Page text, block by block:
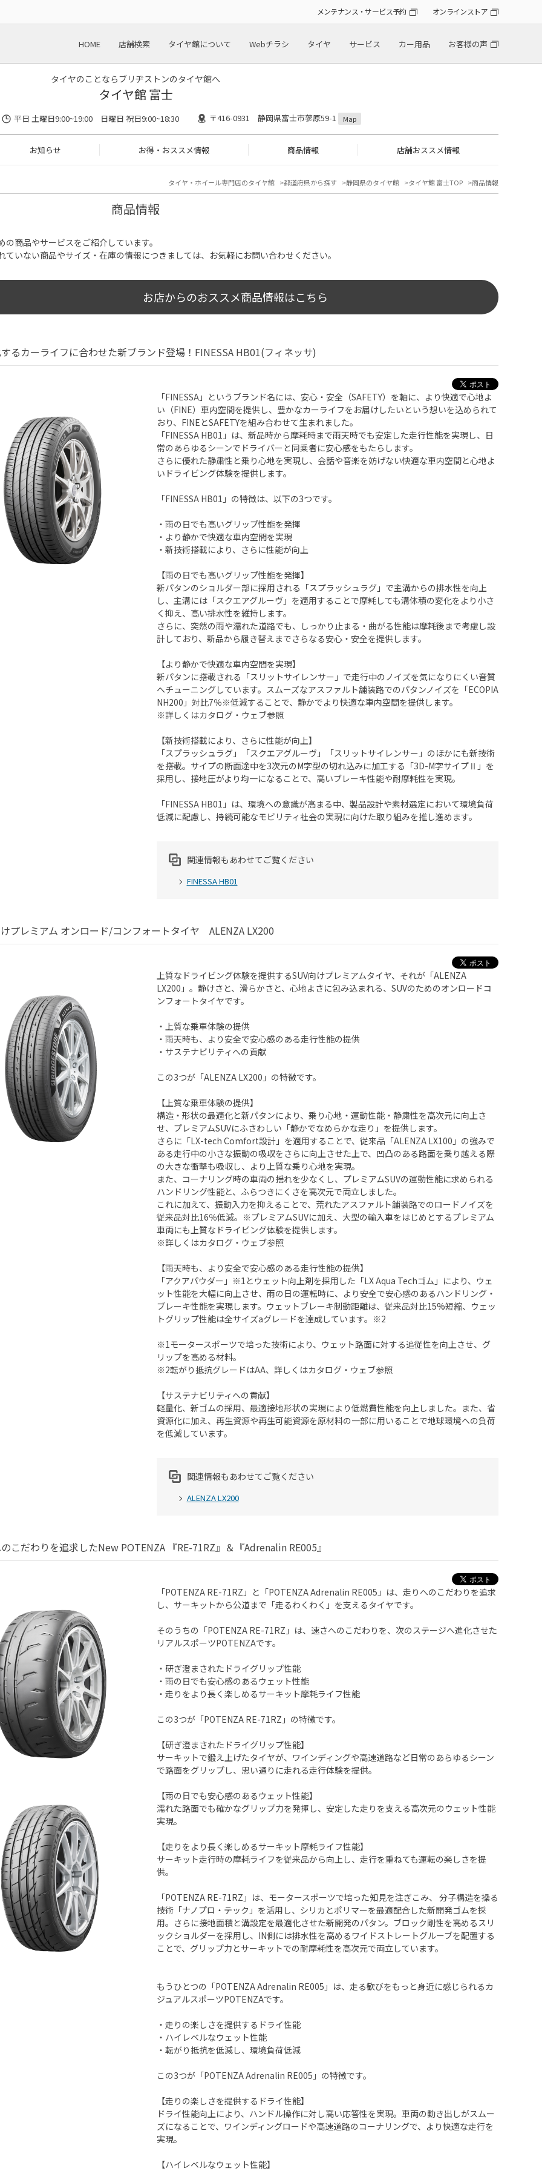
メンテナンス・サービス予約 オンラインストア
HOME 店舗検索 タイヤ館について Webチラシ タイヤ サービス カー用品 お客様の声
タイヤのことならブリヂストンのタイヤ館へ
タイヤ館 富士
平日 土曜日9:00~19:00 日曜日 祝日9:00~18:30 〒416-0931 静岡県富士市蓼原59-1 Map
お知らせ お得・おススメ情報 商品情報 店舗おススメ情報
タイヤ・ホイール専門店のタイヤ館 都道府県から探す 静岡県のタイヤ館 タイヤ館 富士TOP 商品情報
商品情報
の商品やサービスをご紹介しています。
ていない商品やサイズ・在庫の情報につきましては、お気軽にお問い合わせください。
お店からのおススメ商品情報はこちら
るカーライフに合わせた新ブランド登場！FINESSA HB01(フィネッサ)
「FINESSA」というブランド名には、安心・安全（SAFETY）を軸に、より快適で心地よ
い（FINE）車内空間を提供し、豊かなカーライフをお届けしたいという想いを込められて
おり、FINEとSAFETYを組み合わせて生まれました。
「FINESSA HB01」は、新品時から摩耗時まで雨天時でも安定した走行性能を実現し、日
常のあらゆるシーンでドライバーと同乗者に安心感をもたらします。
さらに優れた静粛性と乗り心地を実現し、会話や音楽を妨げない快適な車内空間と心地よ
いドライビング体験を提供します。
「FINESSA HB01」の特徴は、以下の3つです。
・雨の日でも高いグリップ性能を発揮
・より静かで快適な車内空間を実現
・新技術搭載により、さらに性能が向上
【雨の日でも高いグリップ性能を発揮】
新パタンのショルダー部に採用される「スプラッシュラグ」で主溝からの排水性を向上
し、主溝には「スクエアグルーヴ」を適用することで摩耗しても溝体積の変化をより小さ
く抑え、高い排水性を維持します。
さらに、突然の雨や濡れた道路でも、しっかり止まる・曲がる性能は摩耗後まで考慮し設
計しており、新品から履き替えまでさらなる安心・安全を提供します。
【より静かで快適な車内空間を実現】
新パタンに搭載される「スリットサイレンサー」で走行中のノイズを気になりにくい音質
へチューニングしています。スムーズなアスファルト舗装路でのパタンノイズを「ECOPIA
NH200」対比7％※低減することで、静かでより快適な車内空間を提供します。
※詳しくはカタログ・ウェブ参照
【新技術搭載により、さらに性能が向上】
「スプラッシュラグ」「スクエアグルーヴ」「スリットサイレンサー」のほかにも新技術
を搭載。サイプの断面途中を3次元のM字型の切れ込みに加工する「3D-M字サイプⅡ」を
採用し、接地圧がより均一になることで、高いブレーキ性能や耐摩耗性を実現。
「FINESSA HB01」は、環境への意識が高まる中、製品設計や素材選定において環境負荷
低減に配慮し、持続可能なモビリティ社会の実現に向けた取り組みを推し進めます。
関連情報もあわせてご覧ください
FINESSA HB01
プレミアム オンロード/コンフォートタイヤ ALENZA LX200
上質なドライビング体験を提供するSUV向けプレミアムタイヤ、それが「ALENZA
LX200」。静けさと、滑らかさと、心地よさに包み込まれる、SUVのためのオンロードコ
ンフォートタイヤです。
・上質な乗車体験の提供
・雨天時も、より安全で安心感のある走行性能の提供
・サステナビリティへの貢献
この3つが「ALENZA LX200」の特徴です。
【上質な乗車体験の提供】
構造・形状の最適化と新パタンにより、乗り心地・運動性能・静粛性を高次元に向上さ
せ、プレミアムSUVにふさわしい「静かでなめらかな走り」を提供します。
さらに「LX-tech Comfort設計」を適用することで、従来品「ALENZA LX100」の強みで
ある走行中の小さな振動の吸収をさらに向上させた上で、凹凸のある路面を乗り越える際
の大きな衝撃も吸収し、より上質な乗り心地を実現。
また、コーナリング時の車両の揺れを少なくし、プレミアムSUVの運動性能に求められる
ハンドリング性能と、ふらつきにくさを高次元で両立しました。
これに加えて、振動入力を抑えることで、荒れたアスファルト舗装路でのロードノイズを
従来品対比16％低減。※プレミアムSUVに加え、大型の輸入車をはじめとするプレミアム
車両にも上質なドライビング体験を提供します。
※詳しくはカタログ・ウェブ参照
【雨天時も、より安全で安心感のある走行性能の提供】
「アクアパウダー」※1とウェット向上剤を採用した「LX Aqua Techゴム」により、ウェ
ット性能を大幅に向上させ、雨の日の運転時に、より安全で安心感のあるハンドリング・
ブレーキ性能を実現します。ウェットブレーキ制動距離は、従来品対比15%短縮、ウェッ
トグリップ性能は全サイズaグレードを達成しています。※2
※1モータースポーツで培った技術により、ウェット路面に対する追従性を向上させ、グ
リップを高める材料。
※2転がり抵抗グレードはAA、詳しくはカタログ・ウェブ参照
【サステナビリティへの貢献】
軽量化、新ゴムの採用、最適接地形状の実現により低燃費性能を向上しました。また、省
資源化に加え、再生資源や再生可能資源を原材料の一部に用いることで地球環境への負荷
を低減しています。
関連情報もあわせてご覧ください
ALENZA LX200
こだわりを追求したNew POTENZA 『RE-71RZ』＆『Adrenalin RE005』
「POTENZA RE-71RZ」と「POTENZA Adrenalin RE005」は、走りへのこだわりを追求
し、サーキットから公道まで「走るわくわく」を支えるタイヤです。
そのうちの「POTENZA RE-71RZ」は、速さへのこだわりを、次のステージへ進化させた
リアルスポーツPOTENZAです。
・研ぎ澄まされたドライグリップ性能
・雨の日でも安心感のあるウェット性能
・走りをより長く楽しめるサーキット摩耗ライフ性能
この3つが「POTENZA RE-71RZ」の特徴です。
【研ぎ澄まされたドライグリップ性能】
サーキットで鍛え上げたタイヤが、ワインディングや高速道路など日常のあらゆるシーン
で路面をグリップし、思い通りに走れる走行体験を提供。
【雨の日でも安心感のあるウェット性能】
濡れた路面でも確かなグリップ力を発揮し、安定した走りを支える高次元のウェット性能
実現。
【走りをより長く楽しめるサーキット摩耗ライフ性能】
サーキット走行時の摩耗ライフを従来品から向上し、走行を重ねても運転の楽しさを提
供。
「POTENZA RE-71RZ」は、モータースポーツで培った知見を注ぎこみ、 分子構造を操る
技術「ナノプロ・テック」を活用し、シリカとポリマーを最適配合した新開発ゴムを採
用。さらに接地面積と溝設定を最適化させた新開発のパタン。ブロック剛性を高めるスリ
ックショルダーを採用し、IN側には排水性を高めるワイドストレートグルーブを配置する
ことで、グリップ力とサーキットでの耐摩耗性を高次元で両立しています。
もうひとつの「POTENZA Adrenalin RE005」は、走る歓びをもっと身近に感じられるカ
ジュアルスポーツPOTENZAです。
・走りの楽しさを提供するドライ性能
・ハイレベルなウェット性能
・転がり抵抗を低減し、環境負荷低減
この3つが「POTENZA Adrenalin RE005」の特徴です。
【走りの楽しさを提供するドライ性能】
ドライ性能向上により、ハンドル操作に対し高い応答性を実現。車両の動き出しがスムー
ズになることで、ワインディングロードや高速道路のコーナリングで、より快適な走行を
実現。
【ハイレベルなウェット性能】